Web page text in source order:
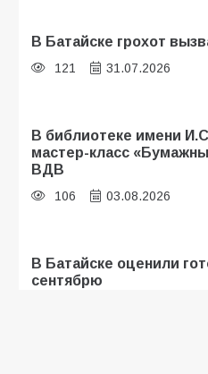
В Батайске грохот
121 31.07.2026
В библиотеке имени
мастер-класс
ВДВ
106 03.08.2026
В Батайске оценили
сентябрю